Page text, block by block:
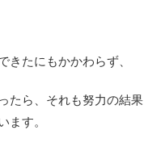
きたにもかかわらず、
たら、それも努力の結果
ます。